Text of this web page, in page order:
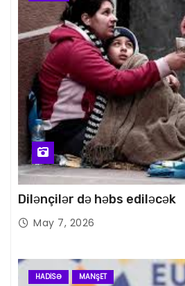
Dilənçilər də həbs ediləcək
May 7, 2026
HADISƏ MANŞET